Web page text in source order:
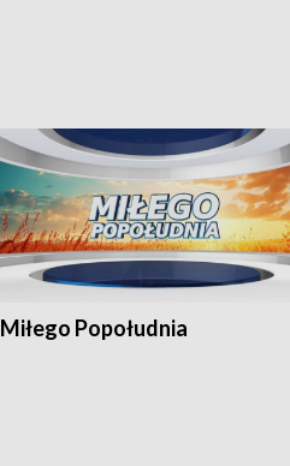
Miłego Popołudnia